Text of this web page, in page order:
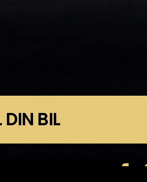
DIN BIL